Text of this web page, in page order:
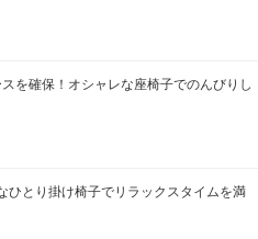
を確保！オシャレな座椅子でのんびりし
ひとり掛け椅子でリラックスタイムを満